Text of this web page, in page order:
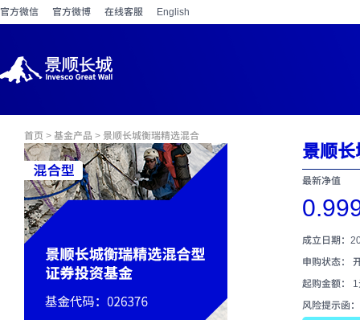
官方微信 官方微博 在线客服 English
首页 > 基金产品 > 景顺长城衡瑞精选混合
景顺长
最新净值
成立日期：
申购状态：
起购金额：
风险提示函：